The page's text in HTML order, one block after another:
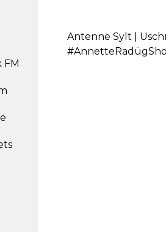
FM
Antenne Sylt |